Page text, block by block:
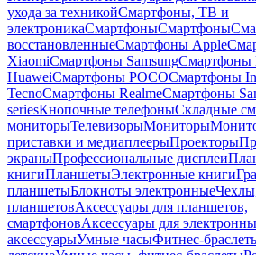
ухода за техникойСмартфоны, ТВ и
электроникаСмартфоныСмартфоны
восстановленныеСмартфоны Apple
XiaomiСмартфоны SamsungСмартфоны
HuaweiСмартфоны POCOСмартфоны
TecnoСмартфоны RealmeСмартфоны
seriesКнопочные телефоныСкладные
мониторыТелевизорыМониторы
приставки и медиаплеерыПроекторы
экраныПрофессиональные дисплеи
книгиПланшетыЭлектронные книги
планшетыБлокноты электронные
планшетовАксессуары для планшетов,
смартфоновАксессуары для
аксессуарыУмные часыФитнес-